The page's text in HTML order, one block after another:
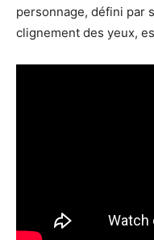
personnage, défini par
clignement des yeux,